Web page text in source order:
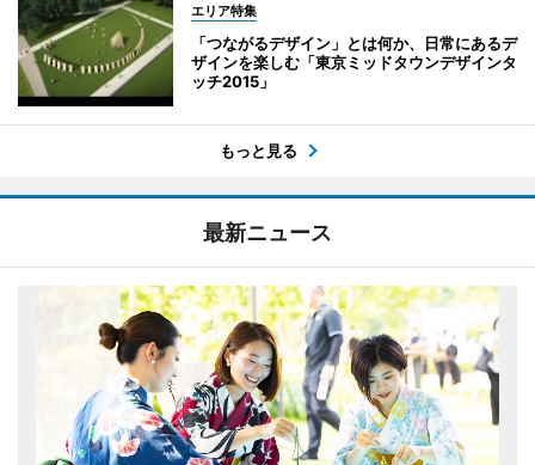
エリア特集
「つながるデザイン」とは何か、日常にあるデ
ザインを楽しむ「東京ミッドタウンデザインタ
ッチ2015」
もっと見る
最新ニュース